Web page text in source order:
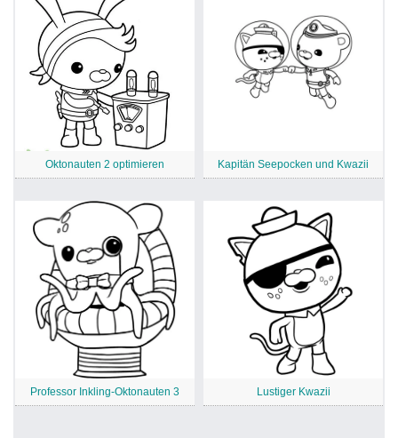
Oktonauten 2 optimieren Kapitän Seepocken und Kwazii
Professor Inkling-Oktonauten 3 Lustiger Kwazii